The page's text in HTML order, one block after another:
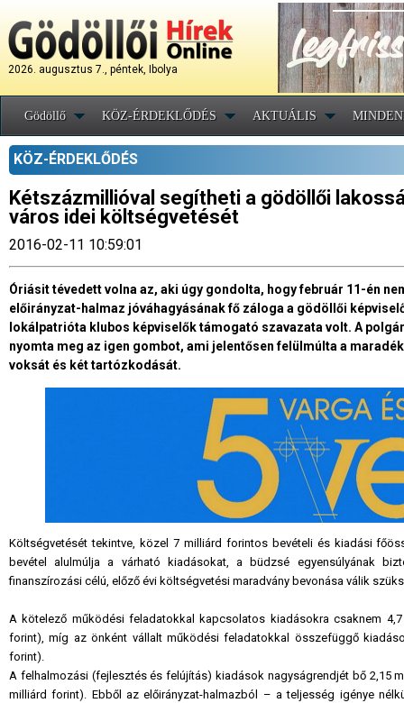
2026. augusztus 7., péntek, Ibolya
Gödöllő KÖZ-ÉRDEKLŐDÉS AKTUÁLIS
KÖZ-ÉRDEKLŐDÉS
Kétszázmillióval segítheti a gödöllői
város idei költségvetését
2016-02-11 10:59:01
Óriásit tévedett volna az, aki úgy gondolta, hogy február 11-én
előirányzat-halmaz jóváhagyásának fő záloga a gödöllői
lokálpatrióta klubos képviselők támogató szavazata volt. A
nyomta meg az igen gombot, ami jelentősen felülmúlta a
voksát és két tartózkodását.
Költségvetését tekintve, közel 7 milliárd forintos bevételi és kiadási
bevétel alulmúlja a várható kiadásokat, a büdzsé egyensúlyának
finanszírozási célú, előző évi költségvetési maradvány bevonása válik
A kötelező működési feladatokkal kapcsolatos kiadásokra csaknem
forint), míg az önként vállalt működési feladatokkal összefüggő
forint).
A felhalmozási (fejlesztés és felújítás) kiadások nagyságrendjét bő 2,15
milliárd forint). Ebből az előirányzat-halmazból – a teljesség igénye